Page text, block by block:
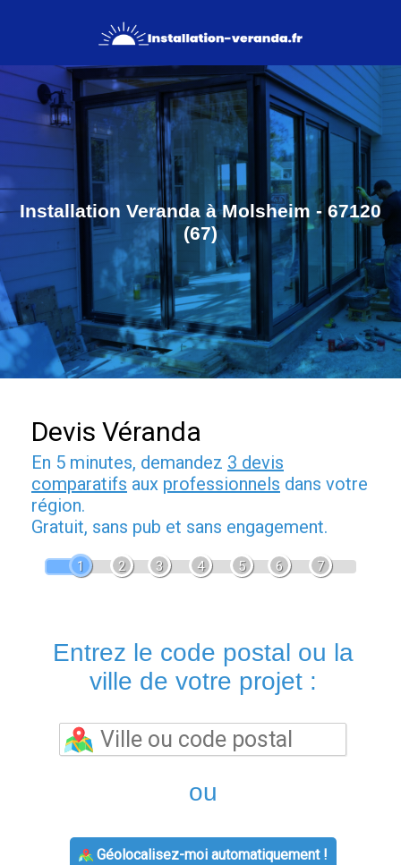
Installation Veranda à Molsheim - 67120
(67)
Devis Véranda
En 5 minutes, demandez 3 devis
comparatifs aux professionnels dans votre
région.
Gratuit, sans pub et sans engagement.
1 2 3 4 5 6 7
Entrez le code postal ou la
ville de votre projet :
ou
Géolocalisez-moi automatiquement !